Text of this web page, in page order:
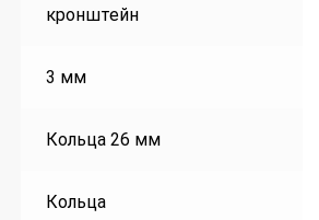
кронштейн
3 мм
Кольца 26 мм
Кольца